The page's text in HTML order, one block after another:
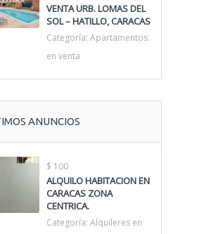
VENTA URB. LOMAS DEL
SOL – HATILLO, CARACAS
Categoría: Apartamentos
en venta
ANUNCIOS
$ 100
ALQUILO HABITACION EN
CARACAS ZONA
CENTRICA.
Categoría: Alquileres en